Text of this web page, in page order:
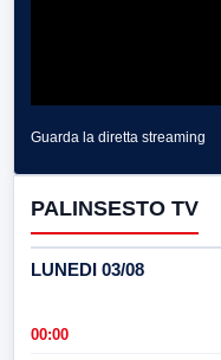
Guarda la diretta streaming
PALINSESTO TV
LUNEDI 03/08
00:00